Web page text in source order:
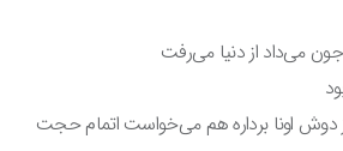
می‌داد از دنیا می‌رفت
اونا برداره هم می‌خواست اتمام حجت